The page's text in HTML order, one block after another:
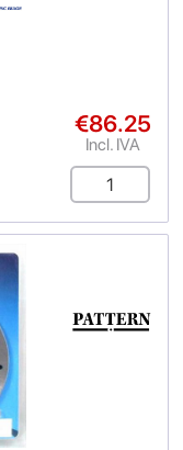
€86.25
Incl. IVA